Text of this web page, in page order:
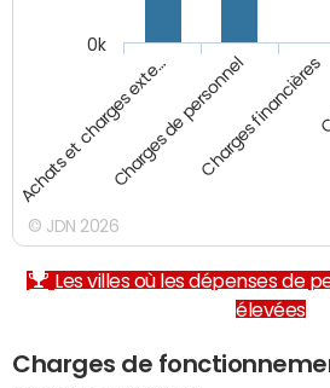
Achats et charges exte…Charges de personnelCharges financières
0k
© JDN 2026
Les villes où les dépenses de
élevées
Charges de